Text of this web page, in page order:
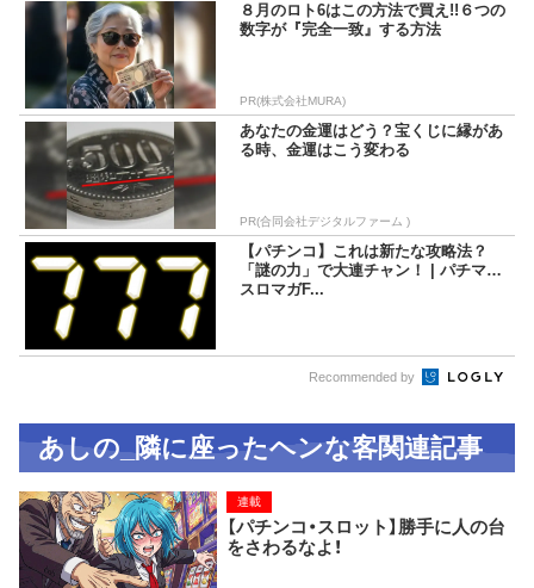
８月のロト6はこの方法で買え!!６つの
数字が『完全一致』する方法
PR(株式会社MURA)
あなたの金運はどう？宝くじに縁があ
る時、金運はこう変わる
PR(合同会社デジタルファーム )
【パチンコ】これは新たな攻略法？
「謎の力」で大連チャン！ | パチマガ
スロマガF...
Recommended by
あしの_隣に座ったヘンな客関連記事
【パチンコ・スロット】勝手に人の台
をさわるなよ！
連載